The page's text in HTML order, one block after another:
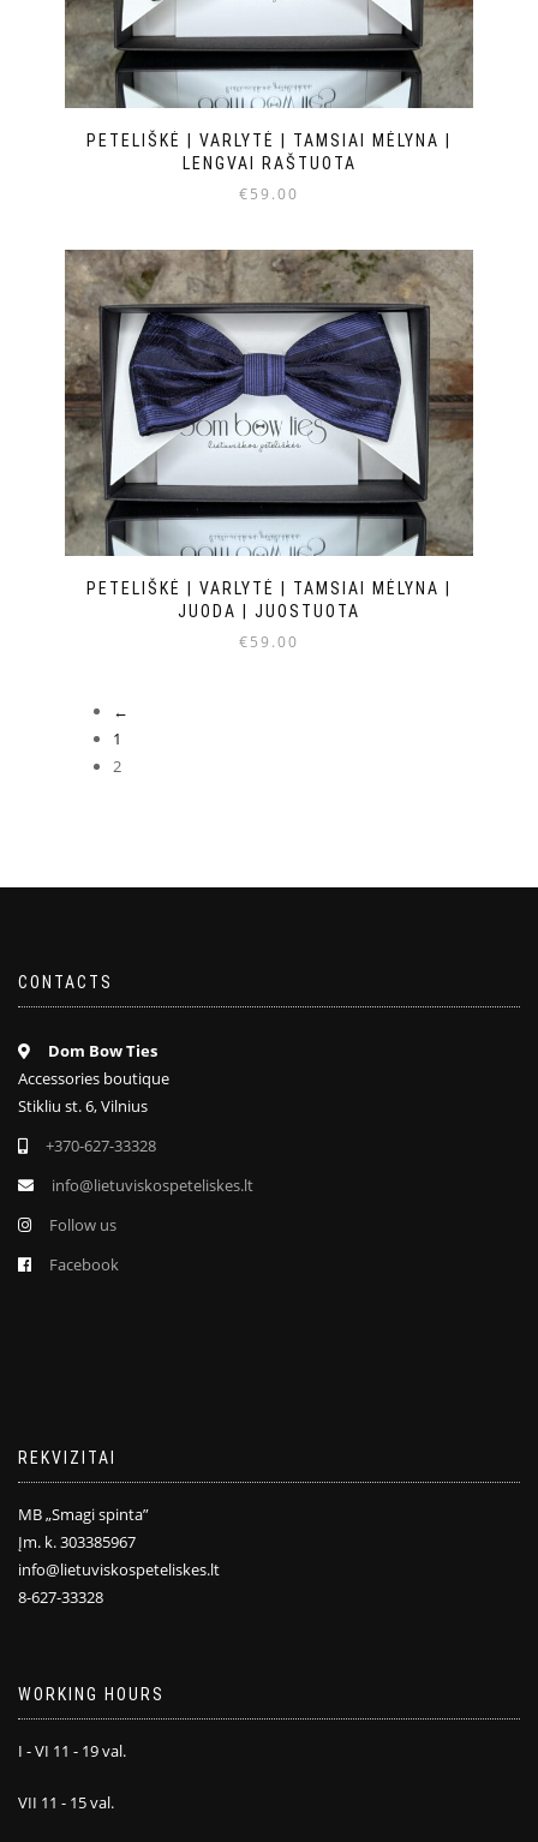
PETELIŠKĖ | VARLYTĖ | TAMSIAI MĖLYNA |
LENGVAI RAŠTUOTA
€59.00
PETELIŠKĖ | VARLYTĖ | TAMSIAI MĖLYNA |
JUODA | JUOSTUOTA
€59.00
←
1
2
CONTACTS
Dom Bow Ties
Accessories boutique
Stikliu st. 6, Vilnius
+370-627-33328
info@lietuviskospeteliskes.lt
Follow us
Facebook
REKVIZITAI
MB „Smagi spinta”
Įm. k. 303385967
info@lietuviskospeteliskes.lt
8-627-33328
WORKING HOURS
I - VI 11 - 19 val.
VII 11 - 15 val.